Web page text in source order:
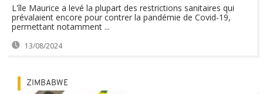
L'île Maurice a levé la plupart des restrictions sanitaires qui
prévalaient encore pour contrer la pandémie de Covid-19,
permettant notamment ...
13/08/2024
ZIMBABWE